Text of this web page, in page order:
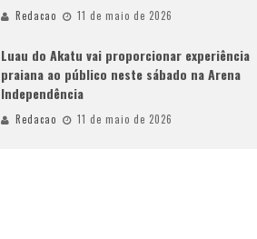
Redacao 11 de maio de 2026
Luau do Akatu vai proporcionar experiência
praiana ao público neste sábado na Arena
Independência
Redacao 11 de maio de 2026